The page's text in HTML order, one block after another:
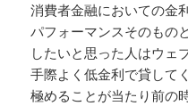
消費者金融においての金
パフォーマンスそのもの
したいと思った人はウェ
手際よく低金利で貸して
極めることが当たり前の